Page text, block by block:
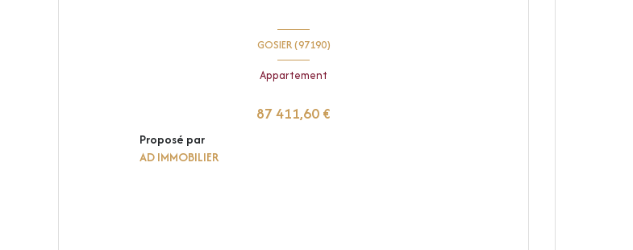
GOSIER (97190)
Appartement
87 411,60 €
Proposé par
AD IMMOBILIER